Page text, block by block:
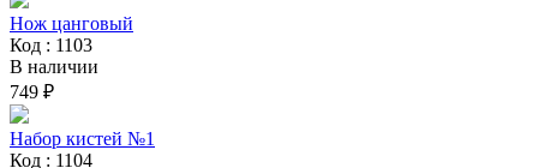
Нож цанговый
Код : 1103
В наличии
749 ₽
Набор кистей №1
Код : 1104